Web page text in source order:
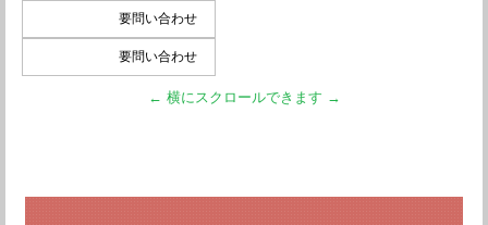
要問い合わせ
要問い合わせ